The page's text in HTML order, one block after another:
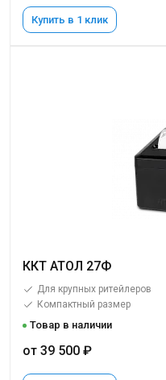
Купить в 1 клик
ККТ АТОЛ 27Ф
Для крупных ритейлеров
Компактный размер
Товар в наличии
от 39 500 ₽